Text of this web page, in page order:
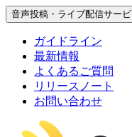
音声投稿・ライブ配信サー
ガイドライン
最新情報
よくあるご質問
リリースノート
お問い合わせ